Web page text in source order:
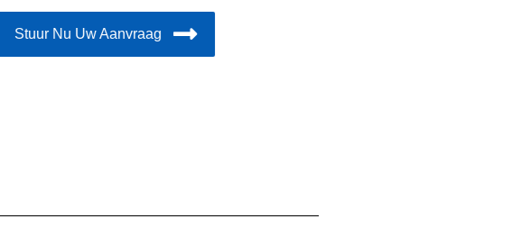
Stuur Nu Uw Aanvraag